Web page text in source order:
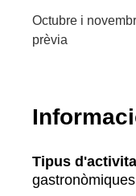
Octubre i
prèvia
Tipus
gastronòmiques